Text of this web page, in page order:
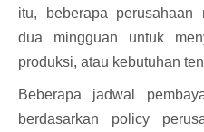
itu, beberapa perusahaan
dua mingguan untuk
produksi, atau kebutuhan
Beberapa jadwal
berdasarkan policy